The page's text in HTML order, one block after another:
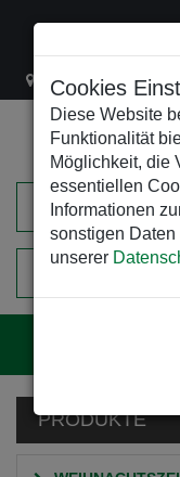
Cookies
Diese Website
Funktionalität
Möglichkeit, die
essentiellen
Informationen
sonstigen
unserer
Lacknergasse 78
PRODUKTE